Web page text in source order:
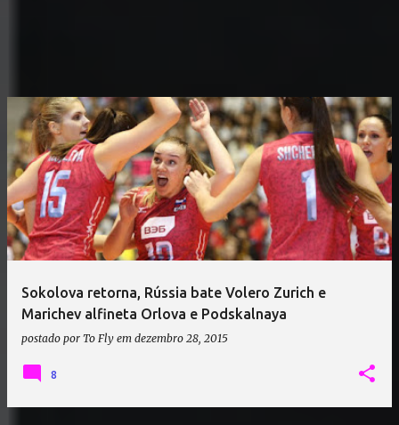
Sokolova retorna, Rússia bate Volero Zurich e
Marichev alfineta Orlova e Podskalnaya
postado por To Fly em dezembro 28, 2015
8